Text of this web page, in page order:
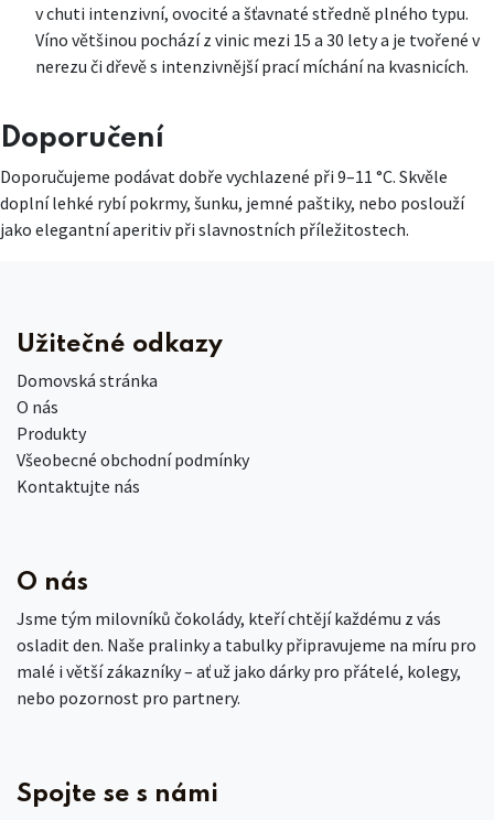
v chuti intenzivní, ovocité a šťavnaté středně plného typu.
Víno většinou pochází z vinic mezi 15 a 30 lety a je tvořené v
nerezu či dřevě s intenzivnější prací míchání na kvasnicích.
Doporučení
Doporučujeme podávat dobře vychlazené při 9–11 °C. Skvěle
doplní lehké rybí pokrmy, šunku, jemné paštiky, nebo poslouží
jako elegantní aperitiv při slavnostních příležitostech.
Užitečné odkazy
Domovská stránka
O nás
Produkty
Všeobecné obchodní podmínky
Kontaktujte nás
O nás
Jsme tým milovníků čokolády, kteří chtějí každému z vás
osladit den. Naše pralinky a tabulky připravujeme na míru pro
malé i větší zákazníky – ať už jako dárky pro přátelé, kolegy,
nebo pozornost pro partnery.
Spojte se s námi